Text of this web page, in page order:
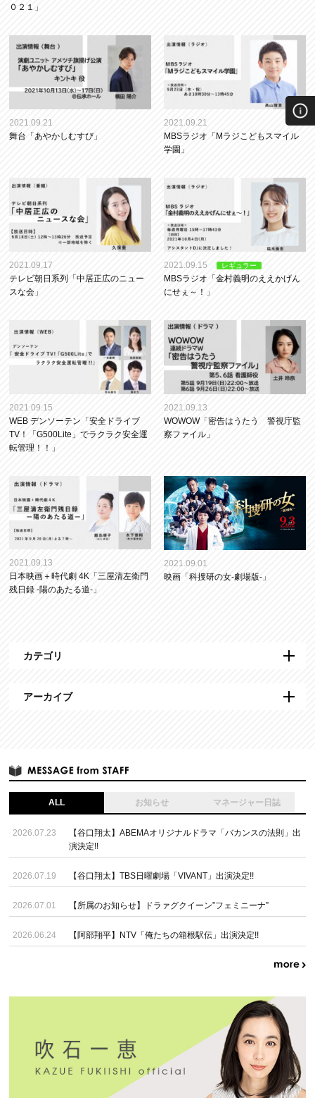
０２１」
2021.09.21
舞台「あやかしむすび」
2021.09.21
MBSラジオ「Mラジこどもスマイル
学園」
2021.09.17
テレビ朝日系列「中居正広のニュー
スな会」
2021.09.15 レギュラー
MBSラジオ「金村義明のええかげん
にせぇ～！」
2021.09.15
WEB デンソーテン「安全ドライブ
TV！「G500Lite」でラクラク安全運
転管理！！」
2021.09.13
WOWOW「密告はうたう 警視庁監
察ファイル」
2021.09.13
日本映画＋時代劇 4K「三屋清左衛門
残日録 -陽のあたる道-」
2021.09.01
映画「科捜研の女-劇場版-」
カテゴリ
アーカイブ
ALL お知らせ マネージャー日誌
2026.07.23
【谷口翔太】ABEMAオリジナルドラマ「バカンスの法則」出
演決定!!
2026.07.19 【谷口翔太】TBS日曜劇場「VIVANT」出演決定!!
2026.07.01 【所属のお知らせ】ドラァグクイーン”フェミニーナ”
2026.06.24 【阿部翔平】NTV「俺たちの箱根駅伝」出演決定!!